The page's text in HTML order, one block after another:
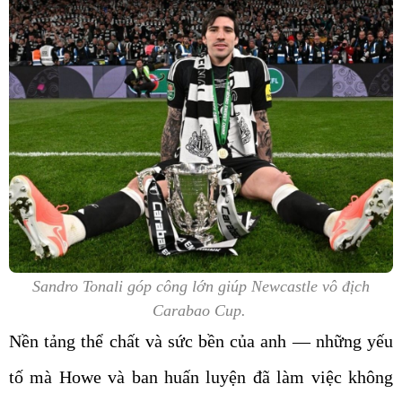
Sandro Tonali góp công lớn giúp Newcastle vô địch
Carabao Cup.
Nền tảng thể chất và sức bền của anh — những yếu
tố mà Howe và ban huấn luyện đã làm việc không